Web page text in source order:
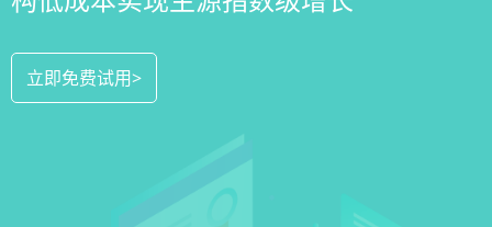
立即免费试用>
立即免费试用>
立即免费试用>